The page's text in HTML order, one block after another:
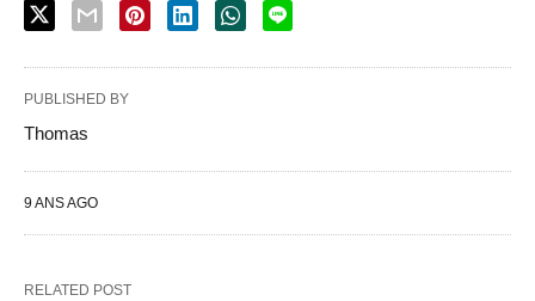
PUBLISHED BY
Thomas
9 ANS AGO
RELATED POST